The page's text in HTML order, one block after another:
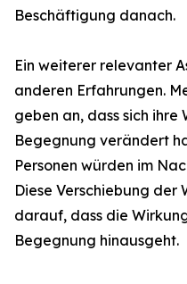
Beschäftigung danach.
Ein weiterer relevanter
anderen Erfahrungen.
geben an, dass sich
Begegnung verändert
Personen würden im
Diese Verschiebung der
darauf, dass die
Begegnung hinausgeht.